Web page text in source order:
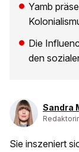
Yamb
Die
den
Sandra
Sie inszeniert